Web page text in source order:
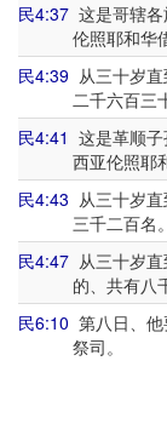
民4:37 这是哥辖
伦照耶和华
民4:39 从三十岁
二千六百三
民4:41 这是革顺
西亚伦照耶
民4:43 从三十岁
三千二百名。
民4:47 从三十岁
的、共有八
民6:10 第八日、
祭司。